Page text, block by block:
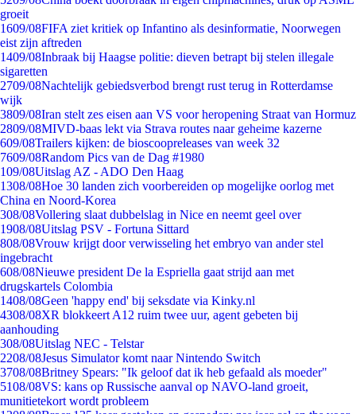
groeit
1609/08FIFA ziet kritiek op Infantino als desinformatie, Noorwegen
eist zijn aftreden
1409/08Inbraak bij Haagse politie: dieven betrapt bij stelen illegale
sigaretten
2709/08Nachtelijk gebiedsverbod brengt rust terug in Rotterdamse
wijk
3809/08Iran stelt zes eisen aan VS voor heropening Straat van Hormuz
2809/08MIVD-baas lekt via Strava routes naar geheime kazerne
609/08Trailers kijken: de bioscoopreleases van week 32
7609/08Random Pics van de Dag #1980
109/08Uitslag AZ - ADO Den Haag
1308/08Hoe 30 landen zich voorbereiden op mogelijke oorlog met
China en Noord-Korea
308/08Vollering slaat dubbelslag in Nice en neemt geel over
1908/08Uitslag PSV - Fortuna Sittard
808/08Vrouw krijgt door verwisseling het embryo van ander stel
ingebracht
608/08Nieuwe president De la Espriella gaat strijd aan met
drugskartels Colombia
1408/08Geen 'happy end' bij seksdate via Kinky.nl
4308/08XR blokkeert A12 ruim twee uur, agent gebeten bij
aanhouding
308/08Uitslag NEC - Telstar
2208/08Jesus Simulator komt naar Nintendo Switch
3708/08Britney Spears: "Ik geloof dat ik heb gefaald als moeder"
5108/08VS: kans op Russische aanval op NAVO-land groeit,
munitietekort wordt probleem